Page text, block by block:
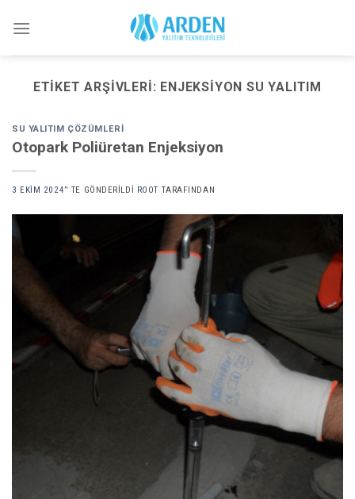
ETIKET ARŞIVLERI: ENJEKSIYON SU YALITIM
SU YALITIM ÇÖZÜMLERI
Otopark Poliüretan Enjeksiyon
3 EKIM 2024’' TE GÖNDERILDI ROOT TARAFINDAN